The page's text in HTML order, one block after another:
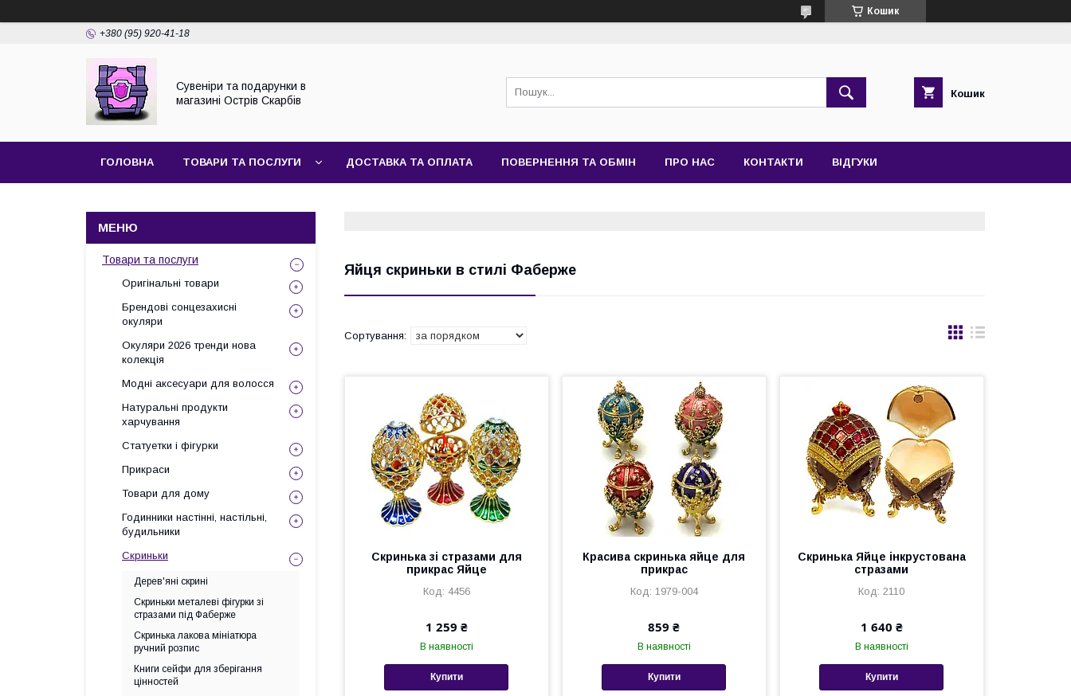
Кошик
+380 (95) 920-41-18
Сувеніри та подарунки в
магазині Острів Скарбів
Кошик
ГОЛОВНА ТОВАРИ ТА ПОСЛУГИ ДОСТАВКА ТА ОПЛАТА ПОВЕРНЕННЯ ТА ОБМІН ПРО НАС КОНТАКТИ ВІДГУКИ
Яйця скриньки в стилі Фаберже
Скринька зі стразами для
прикрас Яйце
4456
1 259 ₴
В наявності
Купити
Красива скринька яйце для
прикрас
1979-004
859 ₴
В наявності
Купити
Скринька Яйце інкрустована
стразами
2110
1 640 ₴
В наявності
Купити
Товари та послуги
Оригінальні товари
Брендові сонцезахисні
окуляри
Окуляри 2026 тренди нова
колекція
Модні аксесуари для волосся
Натуральні продукти
харчування
Статуетки і фігурки
Прикраси
Товари для дому
Годинники настінні, настільні,
будильники
Скриньки
Дерев'яні скрині
Скриньки металеві фігурки зі
стразами під Фаберже
Скринька лакова мініатюра
ручний розпис
Книги сейфи для зберігання
цінностей